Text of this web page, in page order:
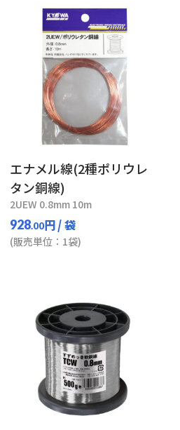
エナメル線(2種ポリウレ
タン銅線)
2UEW 0.8mm 10m
928.00円/ 袋
(販売単位：1袋)